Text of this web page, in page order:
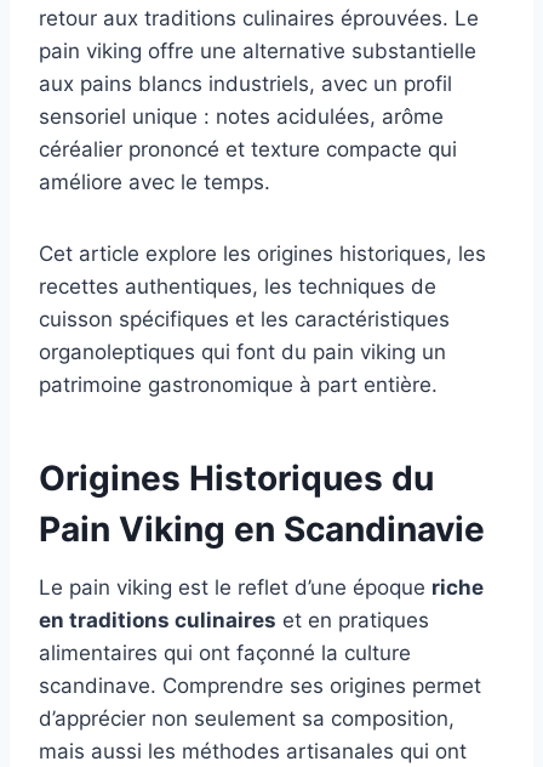
retour aux traditions culinaires éprouvées. Le
pain viking offre une alternative substantielle
aux pains blancs industriels, avec un profil
sensoriel unique : notes acidulées, arôme
céréalier prononcé et texture compacte qui
améliore avec le temps.
Cet article explore les origines historiques, les
recettes authentiques, les techniques de
cuisson spécifiques et les caractéristiques
organoleptiques qui font du pain viking un
patrimoine gastronomique à part entière.
Origines Historiques du
Pain Viking en Scandinavie
Le pain viking est le reflet d’une époque riche
en traditions culinaires et en pratiques
alimentaires qui ont façonné la culture
scandinave. Comprendre ses origines permet
d’apprécier non seulement sa composition,
mais aussi les méthodes artisanales qui ont